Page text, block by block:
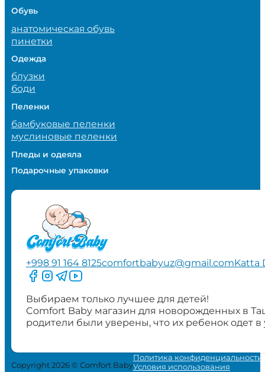
Обувь
анатомическая обувь
пинетки
Одежда
блузки
боди
Пеленки
бамбуковые пеленки
муслиновые пеленки
Пледы и одеяла
Подарочные упаковки
+998 91 164 8125comfortbabyuz@gmail.comKatta
Следите за нами на Facebook
Следите за нами в Instagram
Следите за нами в Telegram
Следите за нами в YouTube
Выбираем только лучшее для детей!
Comfort Baby магазин для новорожденных в
родители были уверены, что их ребенок одет
Copyright 2026 © Comfort Baby
Политика конфиденциальности
Условия использования